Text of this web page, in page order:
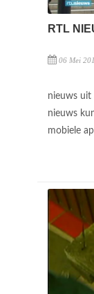
RTL
06 Mei
nieuws uit
nieuws
mobiele